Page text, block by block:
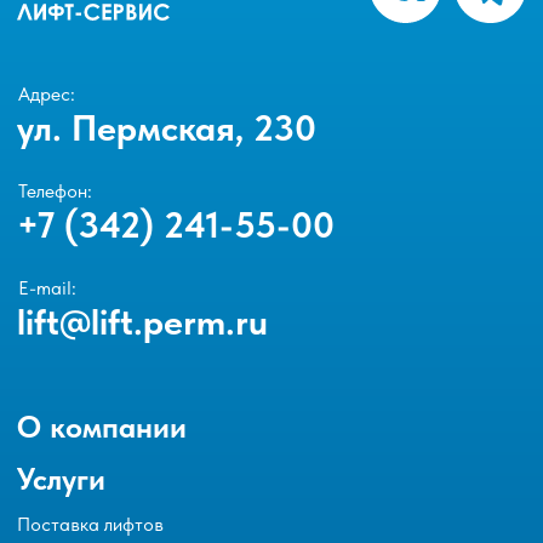
О компании
Услуги
Поставка лифтов
Адрес:
Телефон:
ул. Пермская, 230
E-mail:
+7 (342) 241-55-00
lift@lift.perm.ru